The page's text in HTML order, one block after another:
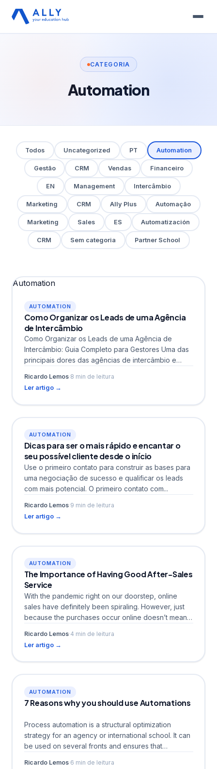
CATEGORIA
Automation
Todos Uncategorized PT Automation
Gestão CRM Vendas Financeiro
EN Management Intercâmbio
Marketing CRM Ally Plus Automação
Marketing Sales ES Automatización
CRM Sem categoria Partner School
Automation
AUTOMATION
Como Organizar os Leads de uma Agência
de Intercâmbio
Como Organizar os Leads de uma Agência de
Intercâmbio: Guia Completo para Gestores Uma das
principais dores das agências de intercâmbio e
Ricardo Lemos·8 min de leitura
Ler artigo →
AUTOMATION
Dicas para ser o mais rápido e encantar o
seu possível cliente desde o início
Use o primeiro contato para construir as bases para
uma negociação de sucesso e qualificar os leads
com mais potencial. O primeiro contato com...
Ricardo Lemos·9 min de leitura
Ler artigo →
AUTOMATION
The Importance of Having Good After-Sales
Service
With the pandemic right on our doorstep, online
sales have definitely been spiraling. However, just
because the purchases occur online doesn’t mean
Ricardo Lemos·4 min de leitura
Ler artigo →
AUTOMATION
7 Reasons why you should use Automations
Process automation is a structural optimization
strategy for an agency or international school. It can
be used on several fronts and ensures that
Ricardo Lemos·6 min de leitura